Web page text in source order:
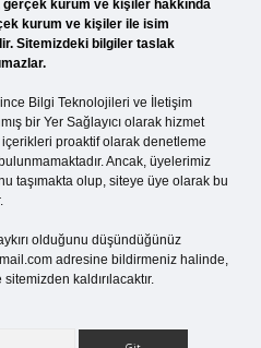
kurum ve kişiler hakkında
kurum ve kişiler ile isim
Sitemizdeki bilgiler taslak
Bilgi Teknolojileri ve İletişim
bir Yer Sağlayıcı olarak hizmet
proaktif olarak denetleme
Ancak, üyelerimiz
taşımakta olup, siteye üye olarak bu
olduğunu düşündüğünüz
adresine bildirmeniz halinde,
kaldırılacaktır.